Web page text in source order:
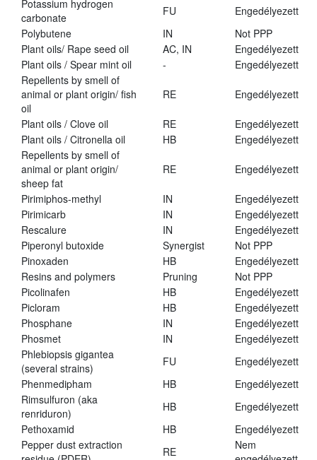
Potassium hydrogen
carbonate
FU
Engedélyezett
Polybutene
IN
Not PPP
Plant oils/ Rape seed oil
AC, IN
Engedélyezett
Plant oils / Spear mint oil
-
Engedélyezett
Repellents by smell of
animal or plant origin/ fish
oil
RE Engedélyezett
Plant oils / Clove oil RE
Engedélyezett
Plant oils / Citronella oil
HB
Engedélyezett
Repellents by smell of
animal or plant origin/
sheep fat
RE Engedélyezett
Pirimiphos-methyl IN
Engedélyezett
Pirimicarb
IN
Engedélyezett
Rescalure
IN
Engedélyezett
Piperonyl butoxide
Synergist
Not PPP
Pinoxaden
HB
Engedélyezett
Resins and polymers
Pruning
Not PPP
Picolinafen
HB
Engedélyezett
Picloram
HB
Engedélyezett
Phosphane
IN
Engedélyezett
Phosmet
IN
Engedélyezett
Phlebiopsis gigantea
(several strains)
FU
Engedélyezett
Phenmedipham
HB
Engedélyezett
Rimsulfuron (aka
renriduron)
HB
Engedélyezett
Pethoxamid
HB
Engedélyezett
Pepper dust extraction
RE
Nem